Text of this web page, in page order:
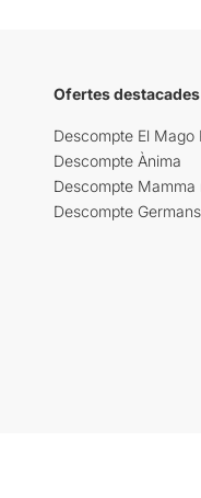
Ofertes destacades
Descompte El
Descompte Ànima
Descompte Mamma
Descompte